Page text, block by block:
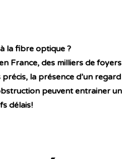
la fibre optique ?
France, des milliers de
la présence d’un
peuvent entrainer
délais!